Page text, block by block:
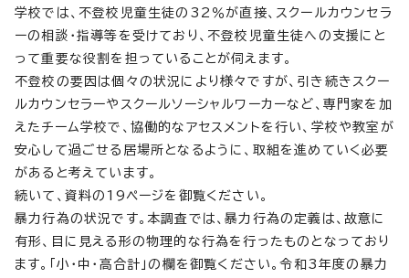
学校では、不登校児童生徒の32％が直接、スクールカウンセラ
ーの相談・指導等を受けており、不登校児童生徒への支援にと
って重要な役割を担っていることが伺えます。
不登校の要因は個々の状況により様々ですが、引き続きスクー
ルカウンセラーやスクールソーシャルワーカーなど、専門家を加
えたチーム学校で、協働的なアセスメントを行い、学校や教室が
安心して過ごせる居場所となるように、取組を進めていく必要
があると考えています。
続いて、資料の19ページを御覧ください。
暴力行為の状況です。本調査では、暴力行為の定義は、故意に
有形、目に見える形の物理的な行為を行ったものとなっており
ます。「小・中・高合計」の欄を御覧ください。令和3年度の暴力